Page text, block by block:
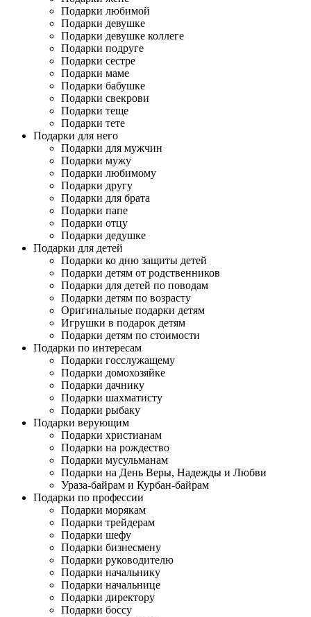
Подарки любимой
Подарки девушке
Подарки девушке коллеге
Подарки подруге
Подарки сестре
Подарки маме
Подарки бабушке
Подарки свекрови
Подарки теще
Подарки тете
Подарки для него
Подарки для мужчин
Подарки мужу
Подарки любимому
Подарки другу
Подарки для брата
Подарки папе
Подарки отцу
Подарки дедушке
Подарки для детей
Подарки ко дню защиты детей
Подарки детям от родственников
Подарки для детей по поводам
Подарки детям по возрасту
Оригинальные подарки детям
Игрушки в подарок детям
Подарки детям по стоимости
Подарки по интересам
Подарки госслужащему
Подарки домохозяйке
Подарки дачнику
Подарки шахматисту
Подарки рыбаку
Подарки верующим
Подарки христианам
Подарки на рождество
Подарки мусульманам
Подарки на День Веры, Надежды и Любви
Ураза-байрам и Курбан-байрам
Подарки по профессии
Подарки морякам
Подарки трейдерам
Подарки шефу
Подарки бизнесмену
Подарки руководителю
Подарки начальнику
Подарки начальнице
Подарки директору
Подарки боссу